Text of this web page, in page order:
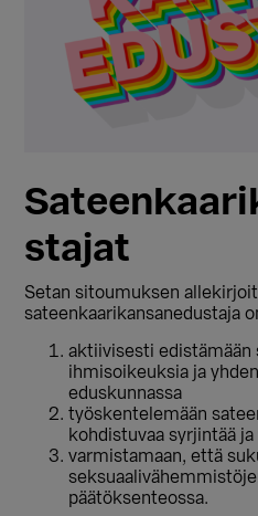
stajat
Setan sitoumuksen
sateenkaarikansanedustaja
aktiivisesti edistämään
ihmisoikeuksia ja
eduskunnassa
työskentelemään
kohdistuvaa syrjintää
varmistamaan, että
päätöksenteossa.